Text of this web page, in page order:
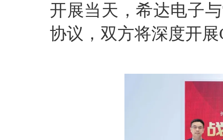
开展当天，希达电子
协议，双方将深度开